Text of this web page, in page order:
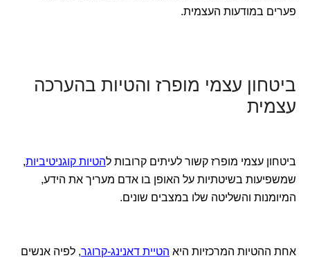
פערים במודעות העצמית.
ביטחון עצמי מופרז והטיות בהערכה
עצמית
ביטחון עצמי מופרז קשור לעיתים קרובות להטיות קוגניטיביות,
שמשפיעות בשיטתיות על האופן בו אדם מעריך את הידע,
המיומנות והשליטה שלו במצבים שונים.
אחת ההטיות המרכזיות היא הטיית דאנינג-קרוגר, לפיה אנשים